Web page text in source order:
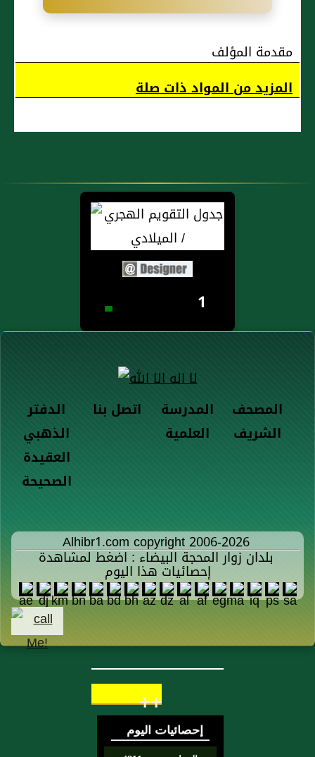
مقدمة المؤلف
المزيد من المواد ذات صلة
1
الدفتر
الذهبي
اتصل بنا
المدرسة
العلمية
المصحف
الشريف
العقيدة
الصحيحة
Alhibr1.com copyright 2006-2026
بلدان زوار المحجة البيضاء : اضغط لمشاهدة
إحصائيات هذا اليوم
++